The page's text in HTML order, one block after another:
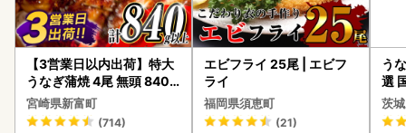
【3営業日以内出荷】特大
うなぎ蒲焼 4尾 無頭 840g
以上 C388-840-3D
宮崎県新富町
(714)
エビフライ 25尾 | エビフ
ライ
福岡県須恵町
(21)
う
選
付
あ
茨